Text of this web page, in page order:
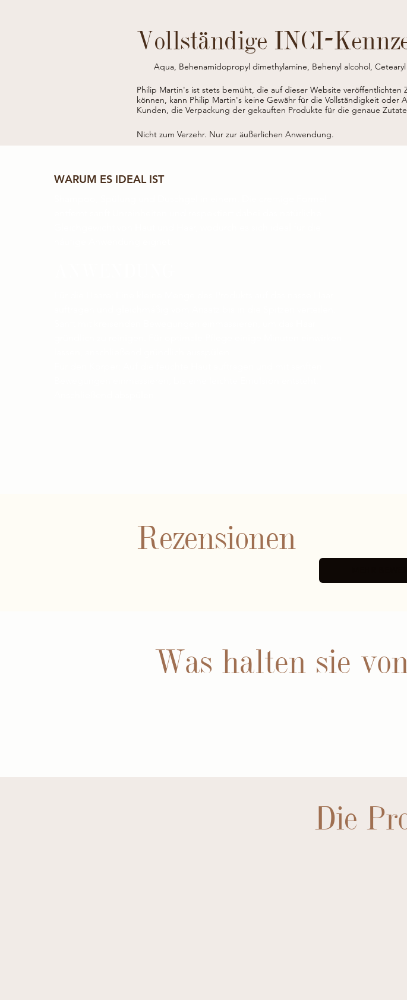
Vollständige INCI-
Aqua, Behenamidopropyl dimethylamine, Behenyl alcohol,
alcohol, Glycerin, Sorbitan caprylate, Phenoxyethanol, Benzoic acid,
benzoate,
* da agricoltura biologica /
Philip Martin's ist stets bemüht, die auf dieser Website veröffentlichten
können, kann Philip Martin's keine Gewähr für die Vollständigkeit oder
Kunden, die Verpackung der gekauften Produkte für die genaue
Nicht zum Verzehr. Nur zur äußerlichen Anwendung.
WARUM ES IDEAL IST
Rezensionen
Was halten sie
Die